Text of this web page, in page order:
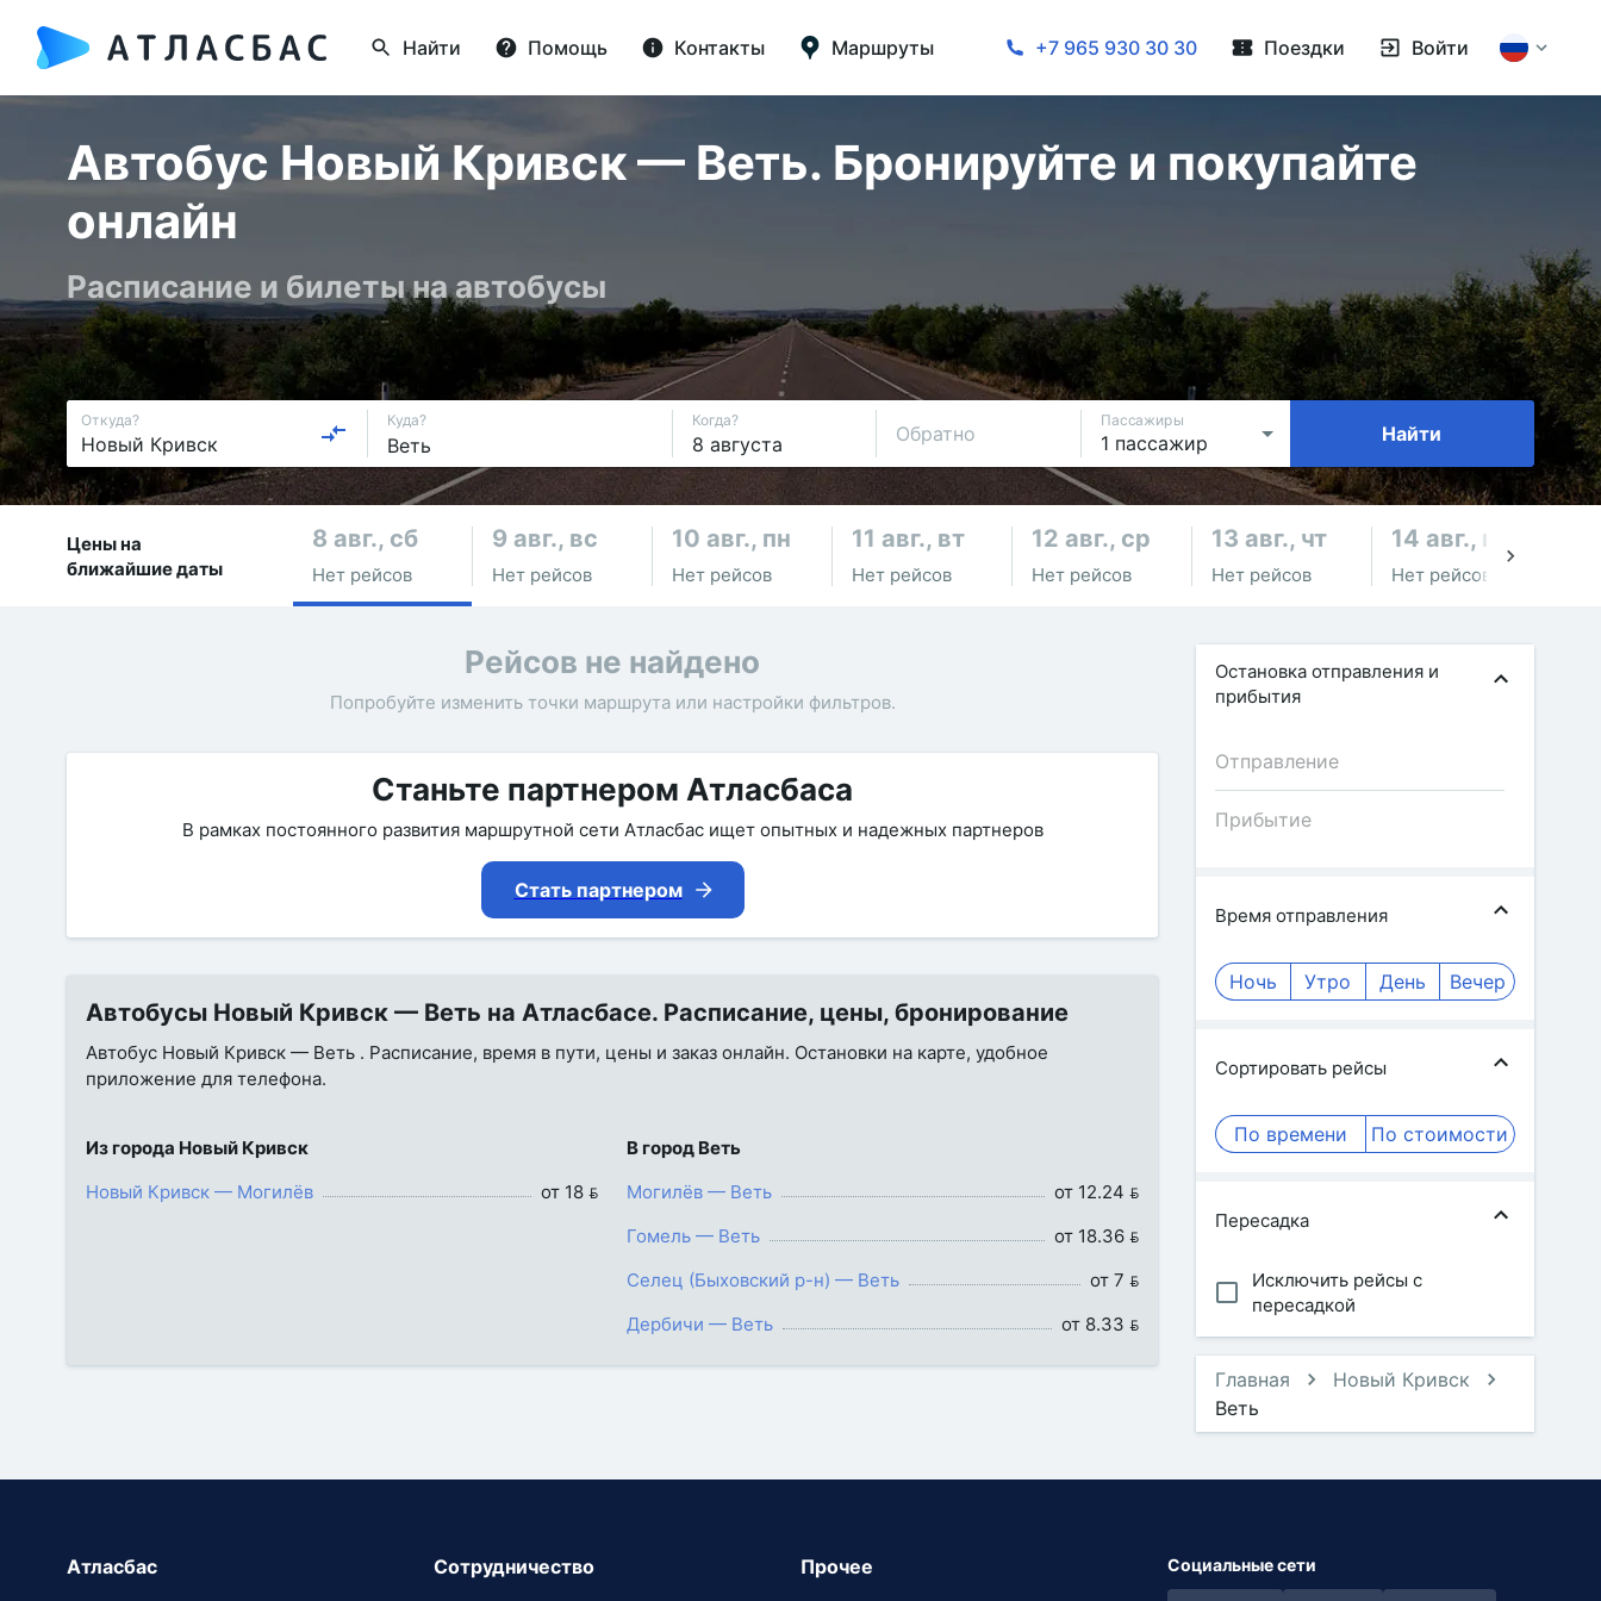
Найти Помощь Контакты Маршруты +7 965 930 30 30 Поездки Войти
Автобус Новый Кривск — Веть. Бронируйте и покупайте
онлайн
Расписание и билеты на автобусы
Откуда? Куда? Когда?
Обратно
Пассажиры
Найти
Цены на
ближайшие даты
8 авг., сб
Нет рейсов
9 авг., вс
Нет рейсов
10 авг., пн
Нет рейсов
11 авг., вт
Нет рейсов
12 авг., ср
Нет рейсов
13 авг., чт
Нет рейсов
14 авг., пт
Нет рейсов
Рейсов не найдено
Попробуйте изменить точки маршрута или настройки фильтров.
Станьте партнером Атласбаса
В рамках постоянного развития маршрутной сети Атласбас ищет опытных и надежных партнеров
Стать партнером
Автобусы Новый Кривск — Веть на Атласбасе. Расписание, цены, бронирование
Автобус Новый Кривск — Веть . Расписание, время в пути, цены и заказ онлайн. Остановки на карте, удобное
приложение для телефона.
Из города Новый Кривск
Новый Кривск — Могилёв
от 18 
В город Веть
Могилёв — Веть
от 12.24 
Гомель — Веть
от 18.36 
Селец (Быховский р-н) — Веть
от 7 
Дербичи — Веть
от 8.33 
Остановка отправления и
прибытия
Время отправления
Ночь Утро День Вечер
Сортировать рейсы
По времени По стоимости
Пересадка
Исключить рейсы с
пересадкой
Главная
Новый Кривск
Веть
Атласбас Сотрудничество Прочее Социальные сети